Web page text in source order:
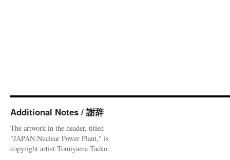
Additional Notes / 謝辞
The artwork in the header, titled
"JAPAN:Nuclear Power Plant," is
copyright artist Tomiyama Taeko.